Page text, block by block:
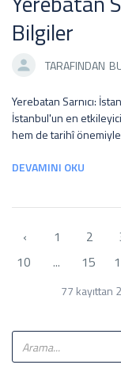
Bilgiler
TARAFINDAN
Yerebatan Sarnıcı:
İstanbul'un en
hem de tarihî
DEVAMINI OKU
‹ 1 2
10
... 15
77 kayıttan